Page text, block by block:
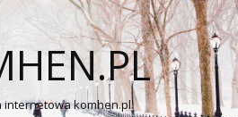
internetowa komhen.pl